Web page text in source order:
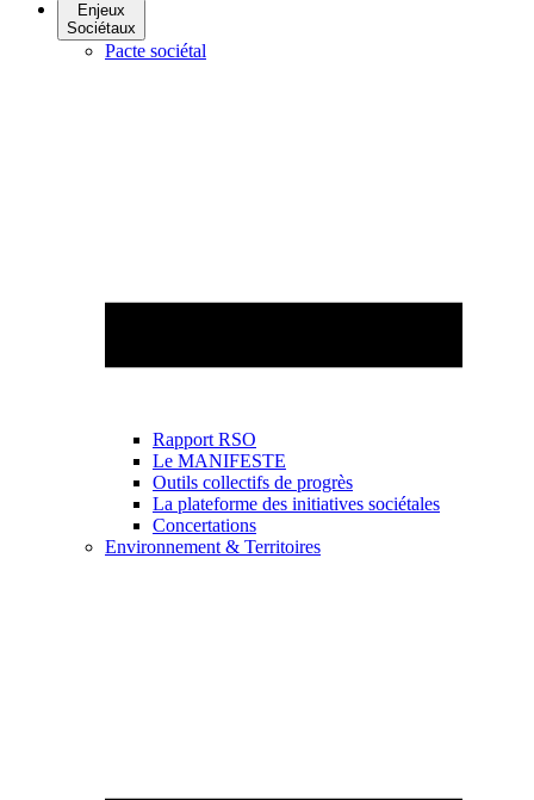
Enjeux
Sociétaux
Pacte sociétal
Rapport RSO
Le MANIFESTE
Outils collectifs de progrès
La plateforme des initiatives sociétales
Concertations
Environnement & Territoires